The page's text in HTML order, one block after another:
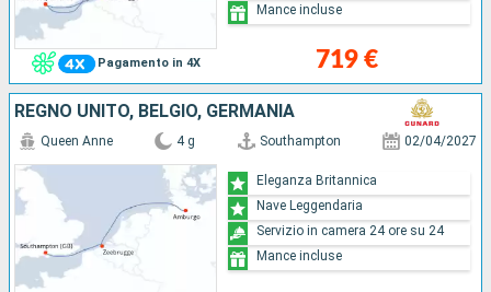
Pagamento in 4X 719 €
Mance incluse
REGNO UNITO, BELGIO, GERMANIA
Queen Anne 4 g Southampton 02/04/2027
Eleganza Britannica
Nave Leggendaria
Servizio in camera 24 ore su 24
Mance incluse